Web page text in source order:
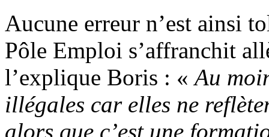
Aucune erreur n’est ainsi
Pôle Emploi s’affranchit
l’explique Boris : «Au
illégales car elles ne
alors que c’est une